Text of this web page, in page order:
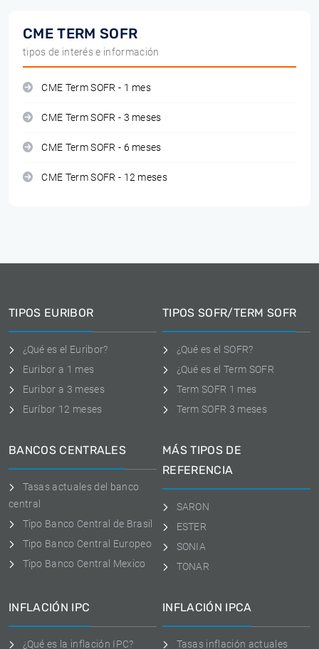
CME TERM SOFR
tipos de interés e información
CME Term SOFR - 1 mes
CME Term SOFR - 3 meses
CME Term SOFR - 6 meses
CME Term SOFR - 12 meses
TIPOS EURIBOR
¿Qué es el Euribor?
Euribor a 1 mes
Euribor a 3 meses
Euríbor 12 meses
TIPOS SOFR/TERM SOFR
¿Qué es el SOFR?
¿Qué es el Term SOFR
Term SOFR 1 mes
Term SOFR 3 meses
BANCOS CENTRALES
Tasas actuales del banco
central
Tipo Banco Central de Brasil
Tipo Banco Central Europeo
Tipo Banco Central Mexico
MÁS TIPOS DE
REFERENCIA
SARON
ESTER
SONIA
TONAR
INFLACIÓN IPC
¿Qué es la inflación IPC?
INFLACIÓN IPCA
Tasas inflación actuales